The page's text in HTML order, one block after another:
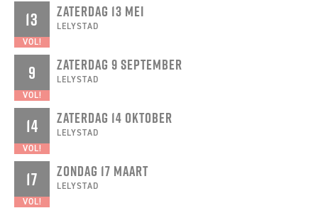
13
VOL!
ZATERDAG 13 MEI
LELYSTAD
9
VOL!
ZATERDAG 9 SEPTEMBER
LELYSTAD
14
VOL!
ZATERDAG 14 OKTOBER
LELYSTAD
17
VOL!
ZONDAG 17 MAART
LELYSTAD